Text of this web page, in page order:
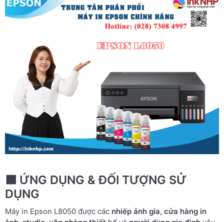
🟦 ỨNG DỤNG & ĐỐI TƯỢNG SỬ
DỤNG
Máy in Epson L8050 được các nhiếp ảnh gia, cửa hàng in